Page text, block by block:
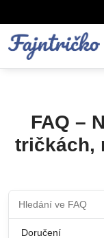
FAQ –
tričkách,